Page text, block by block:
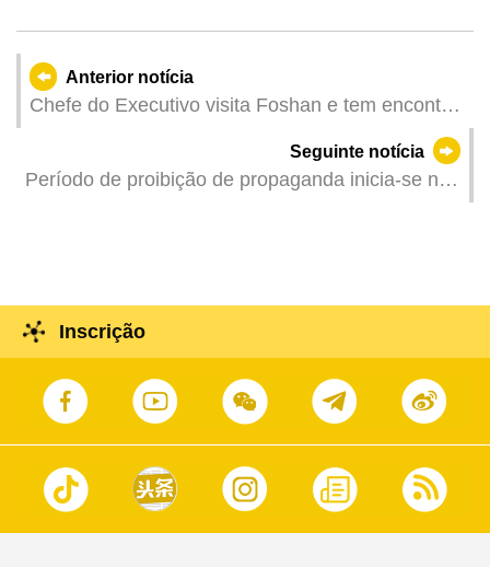
Anterior notícia
Chefe do Executivo visita Foshan e tem encontro
Seguinte notícia
Período de proibição de propaganda inicia-se no
Inscrição